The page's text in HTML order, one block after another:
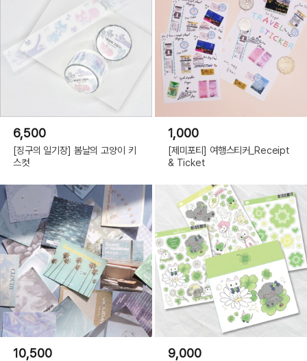
6,500
[징구의 일기장] 봄날의 고양이 키
스컷
1,000
[제미포티] 여행스티커_Receipt
& Ticket
10,500 9,000